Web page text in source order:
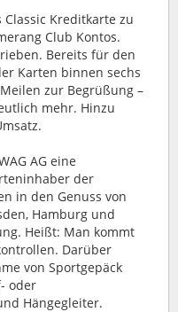
Kreditkarte zu
Club Kontos.
Bereits für den
Karten binnen sechs
zur Begrüßung –
mehr. Hinzu
AG eine
der
in den Genuss von
Hamburg und
Heißt: Man kommt
Darüber
von Sportgepäck
oder
Hängegleiter.